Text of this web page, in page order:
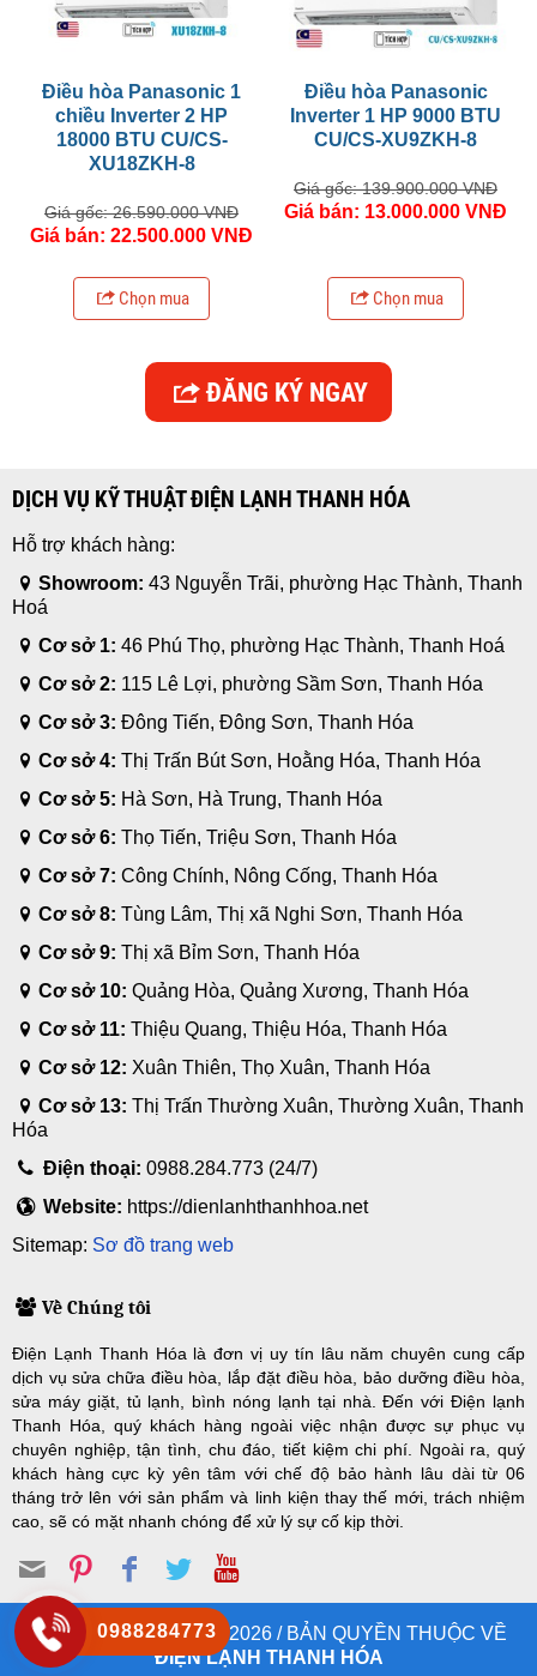
0988284773
Điều hòa Panasonic 1
chiều Inverter 2 HP
18000 BTU CU/CS-
XU18ZKH-8
Giá gốc: 26.590.000 VNĐ
Giá bán: 22.500.000 VNĐ
Chọn mua
Điều hòa Panasonic
Inverter 1 HP 9000 BTU
CU/CS-XU9ZKH-8
Giá gốc: 139.900.000 VNĐ
Giá bán: 13.000.000 VNĐ
Chọn mua
ĐĂNG KÝ NGAY
DỊCH VỤ KỸ THUẬT ĐIỆN LẠNH THANH HÓA
Hỗ trợ khách hàng:
Showroom: 43 Nguyễn Trãi, phường Hạc Thành, Thanh
Hoá
Cơ sở 1: 46 Phú Thọ, phường Hạc Thành, Thanh Hoá
Cơ sở 2: 115 Lê Lợi, phường Sầm Sơn, Thanh Hóa
Cơ sở 3: Đông Tiến, Đông Sơn, Thanh Hóa
Cơ sở 4: Thị Trấn Bút Sơn, Hoằng Hóa, Thanh Hóa
Cơ sở 5: Hà Sơn, Hà Trung, Thanh Hóa
Cơ sở 6: Thọ Tiến, Triệu Sơn, Thanh Hóa
Cơ sở 7: Công Chính, Nông Cống, Thanh Hóa
Cơ sở 8: Tùng Lâm, Thị xã Nghi Sơn, Thanh Hóa
Cơ sở 9: Thị xã Bỉm Sơn, Thanh Hóa
Cơ sở 10: Quảng Hòa, Quảng Xương, Thanh Hóa
Cơ sở 11: Thiệu Quang, Thiệu Hóa, Thanh Hóa
Cơ sở 12: Xuân Thiên, Thọ Xuân, Thanh Hóa
Cơ sở 13: Thị Trấn Thường Xuân, Thường Xuân, Thanh
Hóa
Điện thoại:0988.284.773 (24/7)
Website: https://dienlanhthanhhoa.net
Sitemap: Sơ đồ trang web
Về Chúng tôi
Điện Lạnh Thanh Hóa là đơn vị uy tín lâu năm chuyên cung cấp
dịch vụ sửa chữa điều hòa, lắp đặt điều hòa, bảo dưỡng điều hòa,
sửa máy giặt, tủ lạnh, bình nóng lạnh tại nhà. Đến với Điện lạnh
Thanh Hóa, quý khách hàng ngoài việc nhận được sự phục vụ
chuyên nghiệp, tận tình, chu đáo, tiết kiệm chi phí. Ngoài ra, quý
khách hàng cực kỳ yên tâm với chế độ bảo hành lâu dài từ 06
tháng trở lên với sản phẩm và linh kiện thay thế mới, trách nhiệm
cao, sẽ có mặt nhanh chóng để xử lý sự cố kịp thời.
© COPYRIGHT 2008 - 2026 / BẢN QUYỀN THUỘC VỀ
ĐIỆN LẠNH THANH HÓA